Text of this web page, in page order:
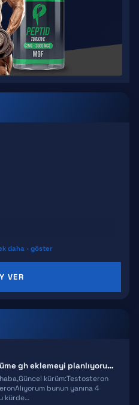
daha · göster
VER
Testo+npp+mast kürüme gh eklemeyi planlıyorum ekstra önerileriniz olur…
kürüm:Testosteron
bunun yanına 4
kürde…